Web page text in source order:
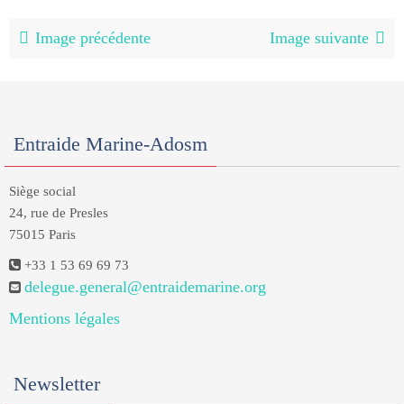
Image précédente Image suivante
Entraide Marine-Adosm
Siège social
24, rue de Presles
75015 Paris
+33 1 53 69 69 73
delegue.general@entraidemarine.org
Mentions légales
Newsletter